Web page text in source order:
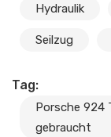
Hydraulik
Seilzug
Tag:
Porsche 924
gebraucht